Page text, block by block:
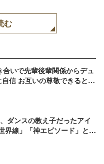
む
いで先輩後輩関係からデュ
信 お互いの尊敬できるとこ
ダンスの教え子だったアイ
界線」「神エピソード」と話